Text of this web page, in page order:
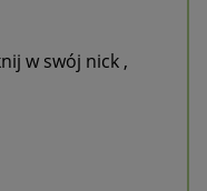
w swój nick ,